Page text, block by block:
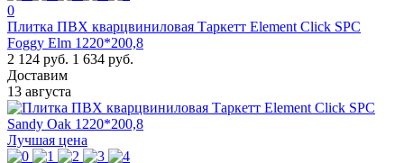
0
Плитка ПВХ кварцвиниловая Таркетт Element Click SPC
Foggy Elm 1220*200,8
2 124 руб. 1 634 руб.
Доставим
13 августа
Лучшая цена